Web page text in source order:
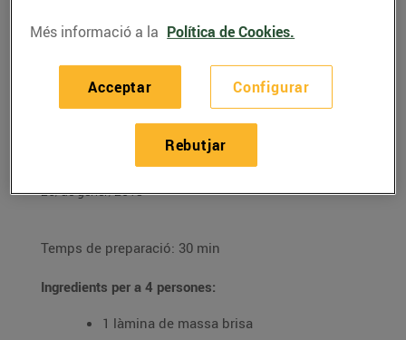
RECEPTES
Cassoletes de crema de
llimona
26/de gener/2018
Temps de preparació: 30 min
Ingredients per a 4 persones:
1 làmina de massa brisa
Més informació a la Política de Cookies.
Configurar
Rebutjar
Acceptar